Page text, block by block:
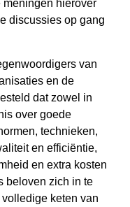
hierover
discussies op gang
van
en de
dat zowel in
over goede
technieken,
en efficiëntie,
en extra kosten
beloven zich in te
keten van